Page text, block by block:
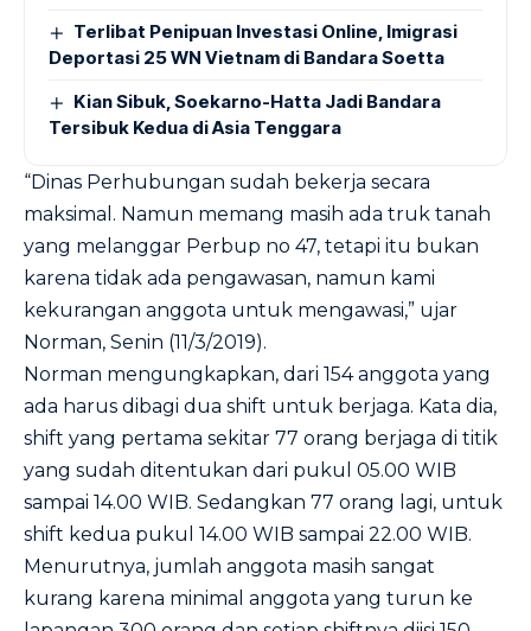
Terlibat Penipuan Investasi Online, Imigrasi
Deportasi 25 WN Vietnam di Bandara Soetta
Kian Sibuk, Soekarno-Hatta Jadi Bandara
Tersibuk Kedua di Asia Tenggara
“Dinas Perhubungan sudah bekerja secara
maksimal. Namun memang masih ada truk tanah
yang melanggar Perbup no 47, tetapi itu bukan
karena tidak ada pengawasan, namun kami
kekurangan anggota untuk mengawasi,” ujar
Norman, Senin (11/3/2019).
Norman mengungkapkan, dari 154 anggota yang
ada harus dibagi dua shift untuk berjaga. Kata dia,
shift yang pertama sekitar 77 orang berjaga di titik
yang sudah ditentukan dari pukul 05.00 WIB
sampai 14.00 WIB. Sedangkan 77 orang lagi, untuk
shift kedua pukul 14.00 WIB sampai 22.00 WIB.
Menurutnya, jumlah anggota masih sangat
kurang karena minimal anggota yang turun ke